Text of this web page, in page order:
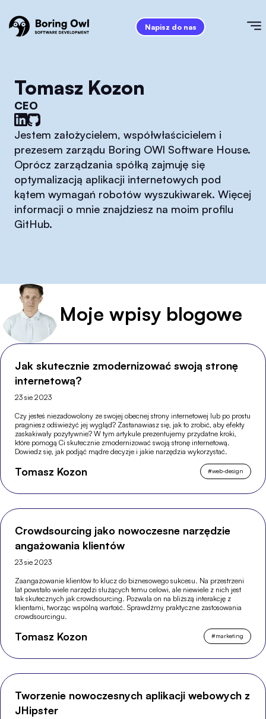
Napisz do nas
Tomasz Kozon
CEO
Jestem założycielem, współwłaścicielem i
prezesem zarządu Boring OWl Software House.
Oprócz zarządzania spółką zajmuję się
optymalizacją aplikacji internetowych pod
kątem wymagań robotów wyszukiwarek. Więcej
informacji o mnie znajdziesz na moim profilu
GitHub.
Moje wpisy blogowe
Jak skutecznie zmodernizować swoją stronę
internetową?
23 sie 2023
Czy jesteś niezadowolony ze swojej obecnej strony internetowej lub po prostu
pragniesz odświeżyć jej wygląd? Zastanawiasz się, jak to zrobić, aby efekty
zaskakiwały pozytywnie? W tym artykule prezentujemy przydatne kroki,
które pomogą Ci skutecznie zmodernizować swoją stronę internetową.
Dowiedz się, jak podjąć mądre decyzje i jakie narzędzia wykorzystać.
Tomasz Kozon #web-design
Crowdsourcing jako nowoczesne narzędzie
angażowania klientów
23 sie 2023
Zaangażowanie klientów to klucz do biznesowego sukcesu. Na przestrzeni
lat powstało wiele narzędzi służących temu celowi, ale niewiele z nich jest
tak skutecznych jak crowdsourcing. Pozwala on na bliższą interakcję z
klientami, tworząc wspólną wartość. Sprawdźmy praktyczne zastosowania
crowdsourcingu.
Tomasz Kozon #marketing
Tworzenie nowoczesnych aplikacji webowych z
JHipster